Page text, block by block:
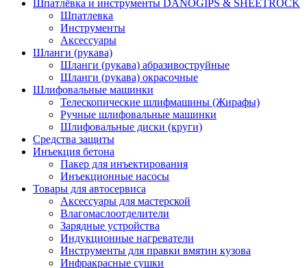
Шпатлёвка и инструменты DANOGIPS & SHEETROCK
Шпатлевка
Инструменты
Аксессуары
Шланги (рукава)
Шланги (рукава) абразивоструйные
Шланги (рукава) окрасочные
Шлифовальные машинки
Телескопические шлифмашины (Жирафы)
Ручные шлифовальные машинки
Шлифовальные диски (круги)
Средства защиты
Инъекция бетона
Пакер для инъектирования
Инъекционные насосы
Товары для автосервиса
Аксессуары для мастерской
Влагомаслоотделители
Зарядные устройства
Индукционные нагреватели
Инструменты для правки вмятин кузова
Инфракрасные сушки